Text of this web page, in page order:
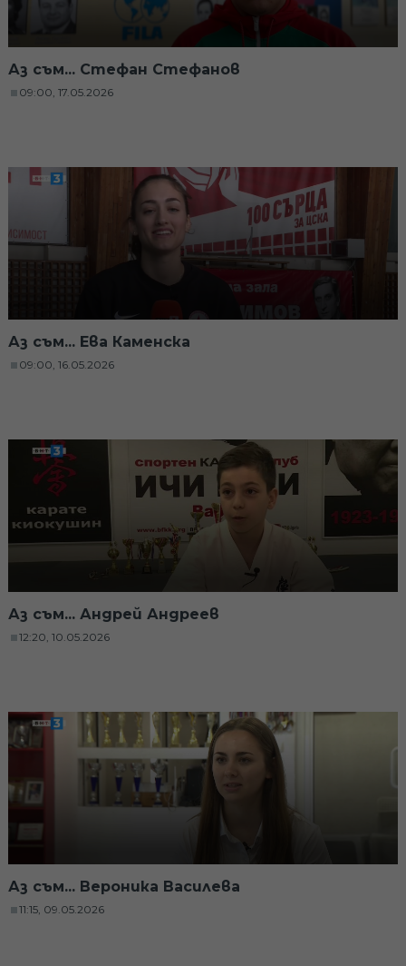
Аз съм... Стефан Стефанов
09:00, 17.05.2026
Аз съм... Ева Каменска
09:00, 16.05.2026
Аз съм... Андрей Андреев
12:20, 10.05.2026
Аз съм... Вероника Василева
11:15, 09.05.2026